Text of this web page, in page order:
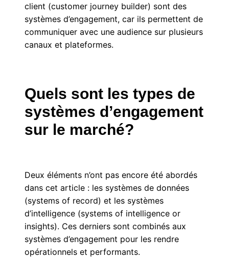
client (customer journey builder) sont des
systèmes d’engagement, car ils permettent de
communiquer avec une audience sur plusieurs
canaux et plateformes.
Quels sont les types de
systèmes d’engagement
sur le marché?
Deux éléments n’ont pas encore été abordés
dans cet article : les systèmes de données
(systems of record) et les systèmes
d’intelligence (systems of intelligence or
insights). Ces derniers sont combinés aux
systèmes d’engagement pour les rendre
opérationnels et performants.